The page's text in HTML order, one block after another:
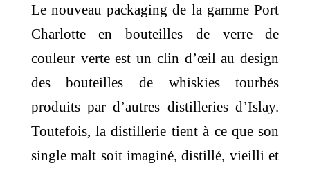
Le nouveau packaging de la gamme Port
Charlotte en bouteilles de verre de
couleur verte est un clin d’œil au design
des bouteilles de whiskies tourbés
produits par d’autres distilleries d’Islay.
Toutefois, la distillerie tient à ce que son
single malt soit imaginé, distillé, vieilli et